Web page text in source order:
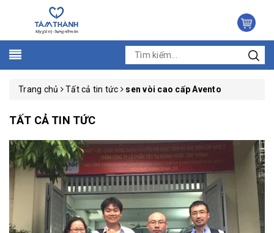
Trang chủ Tất cả tin tức sen vòi cao cấp Avento
TẤT CẢ TIN TỨC